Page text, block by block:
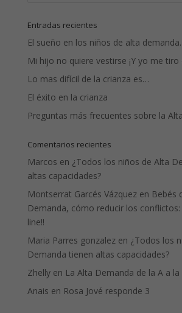
Entradas recientes
El sueño en los niños de alta demanda.
Mi hijo no quiere vestirse ¡Y yo me tiro
Lo mas difícil de la crianza es…
El éxito en la crianza
Preguntas más frecuentes sobre la
Comentarios recientes
Marcos en ¿Todos los niños de Alta
altas capacidades?
Montserrat Garcés Vázquezen Bebés
Demanda, cómo reducir los
line!!
Maria Parres gonzalezen ¿Todos los
Demanda tienen altas capacidades?
Zhellyen La Alta Demanda de la A a la
Anais en Rosa Jové responde 3